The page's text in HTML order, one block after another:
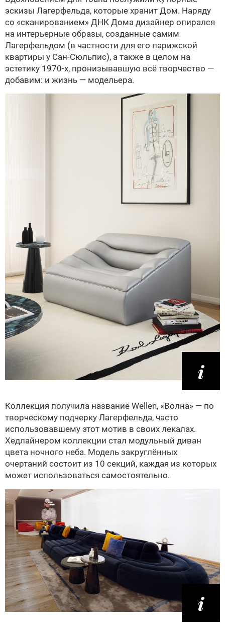
эскизы Лагерфельда, которые хранит Дом. Наряду
со «сканированием» ДНК Дома дизайнер опирался
на интерьерные образы, созданные самим
Лагерфельдом (в частности для его парижской
квартиры у Сан-Сюльпис), а также в целом на
эстетику 1970-х, пронизывавшую всё творчество —
добавим: и жизнь — модельера.
Коллекция получила название Wellen, «Волна» — по
творческому подчерку Лагерфельда, часто
использовавшему этот мотив в своих лекалах.
Хедлайнером коллекции стал модульный диван
цвета ночного неба. Модель закруглённых
очертаний состоит из 10 секций, каждая из которых
может использоваться самостоятельно.